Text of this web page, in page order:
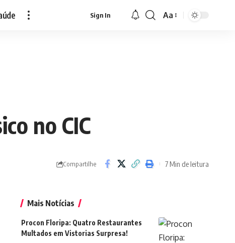
Sign In
Font
Aa
no CIC
Compartilhe 7 Min de leitura
Mais Notícias
Procon Floripa: Quatro Restaurantes
Multados em Vistorias Surpresa!